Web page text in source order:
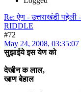
Re: ऐण - उत्तराखंडी
RIDDLE
#72
May 24, 2008, 03:35:07
सुझाईये इस येण को
देखीन क लाल,
खाण बेहाल